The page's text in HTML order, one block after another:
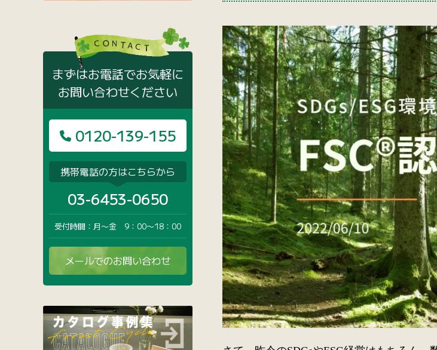
まずはお電話でお気軽に
お問い合わせください
0120-139-155
携帯電話の方はこちらから
03-6453-0650
受付時間：月〜金 9：00〜18：00
メールでのお問い合わせ